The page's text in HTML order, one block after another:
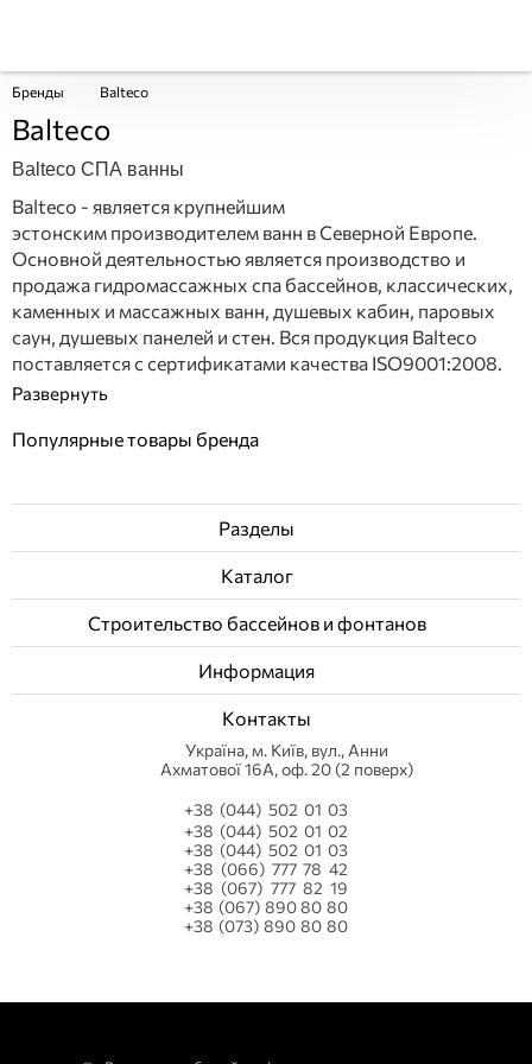
Бренды Balteco
Balteco
Balteco СПА ванны
Balteco - является крупнейшим
эстонским производителем ванн в Северной Европе.
Основной деятельностью является производство и
продажа гидромассажных спа бассейнов, классических,
каменных и массажных ванн, душевых кабин, паровых
саун, душевых панелей и стен. Вся продукция Balteco
поставляется с сертификатами качества ISO9001:2008.
Популярные товары бренда
Разделы
Каталог
Строительство бассейнов и фонтанов
Информация
Контакты
Українa, м. Київ, вул., Анни
Ахматової 16А, оф. 20 (2 поверх)
+38 (044) 502 01 03
+38 (044) 502 01 02
+38 (044) 502 01 03
+38 (066) 777 78 42
+38 (067) 777 82 19
+38 (067) 890 80 80
+38 (073) 890 80 80